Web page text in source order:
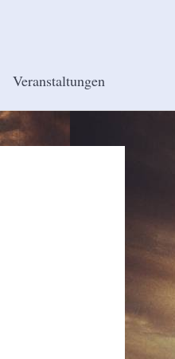
Veranstaltungen